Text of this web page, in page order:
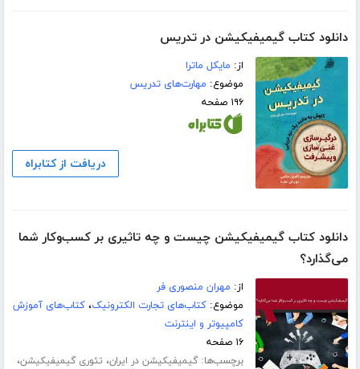
دانلود کتاب گیمیفیکیشن در تدریس
از: مایکل ماترا
موضوع: مهارت‌های تدریس
۱۹۶ صفحه
دریافت از کتابراه
دانلود کتاب گیمیفیکیشن چیست و چه تاثیری بر کسب‌و‌کار شما
می‌گذارد؟
از: مهران منصوری فر
موضوع:کتاب‌های تجارت الکترونیک،کتاب‌های آموزش
کامپیوتر و اینترنت
۱۶ صفحه
برچسب‌ها:گیمیفیکیشن در ایران، تئوری گیمیفیکیشن،